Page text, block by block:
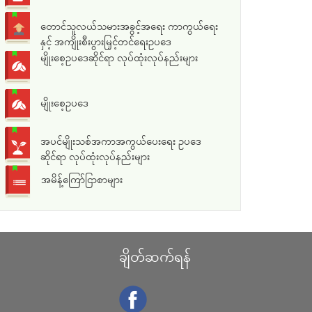
တောင်သူလယ်သမားအခွင့်အရေး ကာကွယ်ရေး
နှင့် အကျိုးစီးပွားမြှင့်တင်ရေးဥပဒေ
မျိုးစေ့ဥပဒေဆိုင်ရာ လုပ်ထုံးလုပ်နည်းများ
မျိုးစေ့ဥပဒေ
အပင်မျိုးသစ်အကာအကွယ်ပေးရေး ဥပဒေ
ဆိုင်ရာ လုပ်ထုံးလုပ်နည်းများ
အမိန့်ကြော်ငြာစာများ
ချိတ်ဆက်ရန်